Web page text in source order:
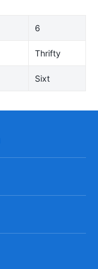
6
Thrifty
Sixt